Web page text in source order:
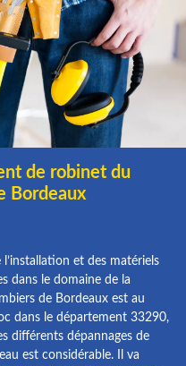
de robinet du
Bordeaux
et des matériels
dans le domaine de la
de Bordeaux est au
dans le département 33290,
différents dépannages de
est considérable. Il va